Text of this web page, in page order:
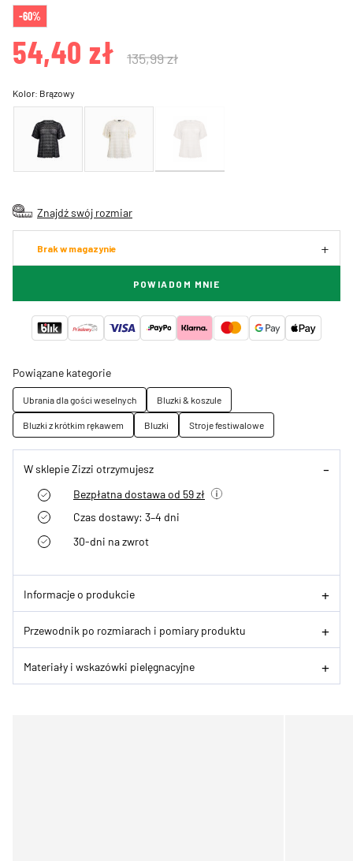
-60%
54,40 zł 135,99 zł
Kolor: Brązowy
Znajdź swój rozmiar
Brak w magazynie
POWIADOM MNIE
Powiązane kategorie
Ubrania dla gości weselnych
Bluzki & koszule
Bluzki z krótkim rękawem
Bluzki Stroje festiwalowe
W sklepie Zizzi otrzymujesz
Bezpłatna dostawa od 59 zł
Czas dostawy: 3–4 dni
30-dni na zwrot
Informacje o produkcie
Przewodnik po rozmiarach i pomiary produktu
Materiały i wskazówki pielęgnacyjne